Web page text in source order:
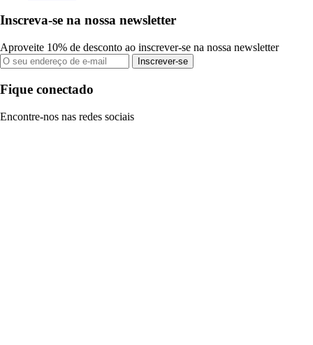
Inscreva-se na nossa newsletter
Aproveite 10% de desconto ao inscrever-se na nossa newsletter
Inscrever-se
Fique conectado
Encontre-nos nas redes sociais